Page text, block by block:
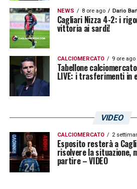
NEWS 8 ore ago Dario
Cagliari Nizza 4-2: i
vittoria ai sardi!
CALCIOMERCATO 9 ore ago
Tabellone
LIVE: i trasferimenti in
VIDEO
CALCIOMERCATO 2
Esposito resterà a
risolvere la situazione,
partire – VIDEO